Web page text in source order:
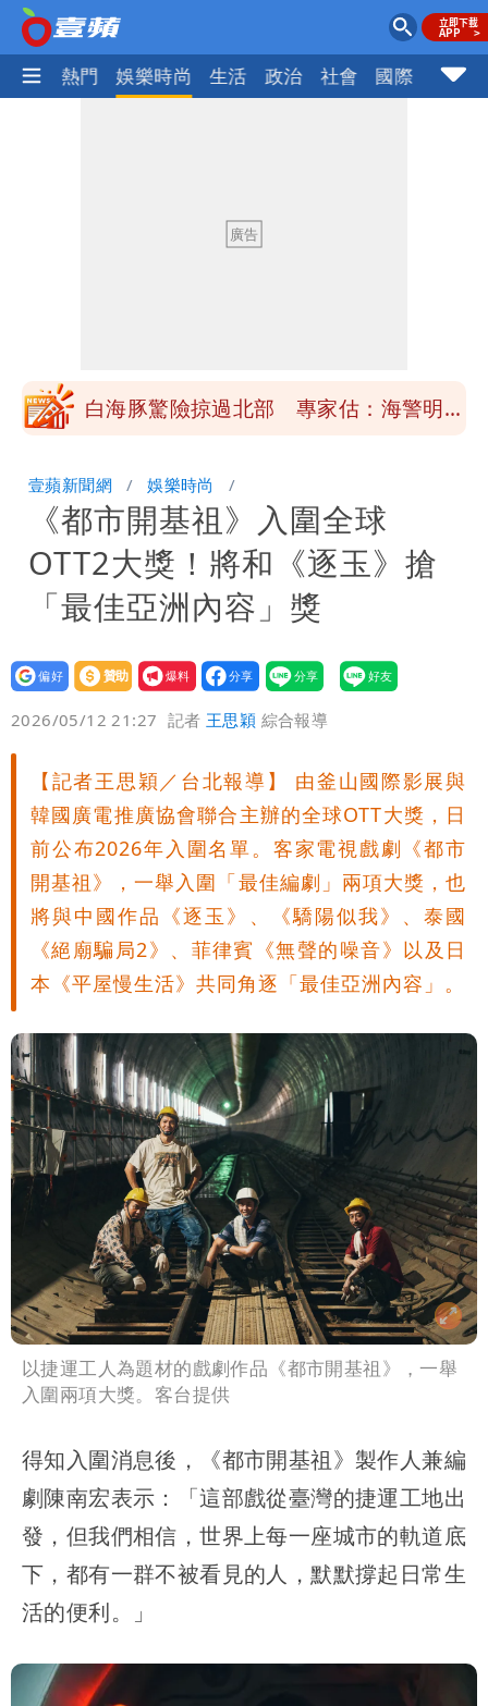
焦點 熱門 娛樂時尚 生活 政治 社會 國際 財經
「終於能交代」 捐500萬獎學金延續愛
白海豚颱風逼近！鄭明典示警「恐遇黑潮
砸重金再買一整桌卡盒
白海豚驚險掠過北部 專家估：海警明發
「終於能交代」 捐500萬獎學金延續愛
白海豚颱風逼近！鄭明典示警「恐遇黑潮
變強」 路徑分歧藏警訊：不利強度維持
壹蘋新聞網 娛樂時尚
《都市開基祖》入圍全球
OTT2大獎！將和《逐玉》搶
「最佳亞洲內容」獎
設為
贊助
我要
爆料
2026/05/12 21:27 記者王思穎 綜合報導
【記者王思穎／台北報導】 由釜山國際影展與
韓國廣電推廣協會聯合主辦的全球OTT大獎，日
前公布2026年入圍名單。客家電視戲劇《都市
開基祖》，一舉入圍「最佳編劇」兩項大獎，也
將與中國作品《逐玉》、《驕陽似我》、泰國
《絕廟騙局2》、菲律賓《無聲的噪音》以及日
本《平屋慢生活》共同角逐「最佳亞洲內容」。
以捷運工人為題材的戲劇作品《都市開基祖》，一舉
入圍兩項大獎。客台提供
得知入圍消息後，《都市開基祖》製作人兼編
劇陳南宏表示：「這部戲從臺灣的捷運工地出
發，但我們相信，世界上每一座城市的軌道底
下，都有一群不被看見的人，默默撐起日常生
活的便利。」